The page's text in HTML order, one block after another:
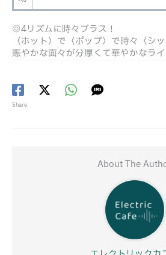
◎4リズムに時々ブラス！
〈ホット〉で〈ポップ〉で時々〈シッ
賑やかな面々が分厚くて華やかなラ
Share
About The